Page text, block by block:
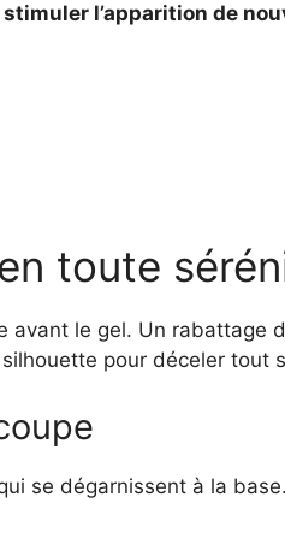
l’apparition de
toute
avant le gel. Un rabattage
pour déceler tout
se dégarnissent à la base.